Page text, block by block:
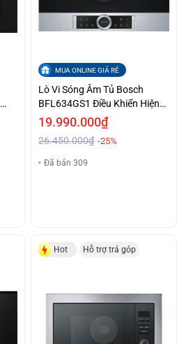
MUA ONLINE GIÁ RẺ
Lò Vi Sóng Âm Tủ Bosch
BFL634GS1 Điều Khiển Hiện
Đại Bằng Cảm Ứng Ưu Đãi Tốt
19.990.000₫
26.450.000₫ -25%
Đã bán 309
Hot Hỗ trợ trả góp